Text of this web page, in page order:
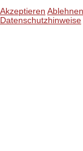
Akzeptieren Ablehnen
Datenschutzhinweise